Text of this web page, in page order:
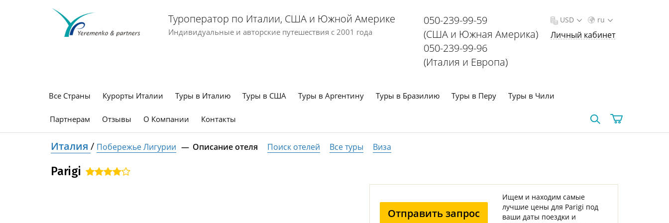
Туроператор по Италии, США и Южной Америке
Индивидуальные и авторские путешествия с 2001 года
050-239-99-59
(США и Южная Америка)
050-239-99-96
(Италия и Европа)
ru
USD
Личный кабинет
Все Страны Курорты Италии Туры в Италию Туры в США Туры в Аргентину Туры в Бразилию Туры в Перу Туры в Чили
Партнерам Отзывы О Компании Контакты
Италия / Побережье Лигурии Описание отеля Поиск отелей Все туры Виза
Parigi
Отправить запрос
Ищем и находим самые
лучшие цены для Parigi под
ваши даты поездки и